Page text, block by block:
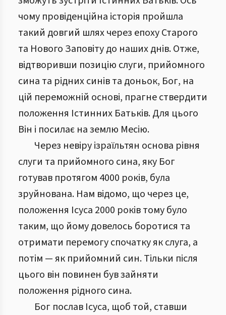
чому провіденційна історія пройшла
такий довгий шлях через епоху Старого
та Нового Заповіту до наших днів. Отже,
відтворивши позицію слуги, прийомного
сина та рідних синів та доньок, Бог, на
цій переможній основі, прагне ствердити
положення Істинних Батьків. Для цього
Він і посилає на землю Месію.
Через невіру ізраїльтян основа рівня
слуги та прийомного сина, яку Бог
готував протягом 4000 років, була
зруйнована. Нам відомо, що через це,
положення Ісуса 2000 років тому було
таким, що йому довелось боротися та
отримати перемогу спочатку як слуга, а
потім — як прийомний син. Тільки після
цього він повинен був зайняти
положення рідного сина.
Бог послав Ісуса, щоб той, ставши